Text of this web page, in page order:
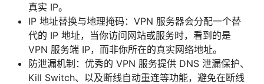
真实 IP。
IP 地址替换与地理掩码：VPN 服务器会分配一个替
代的 IP 地址，当你访问网站或服务时，看到的是
VPN 服务端 IP，而非你所在的真实网络地址。
防泄漏机制：优秀的 VPN 服务提供 DNS 泄漏保护、
Kill Switch、以及断线自动重连等功能，避免在断线